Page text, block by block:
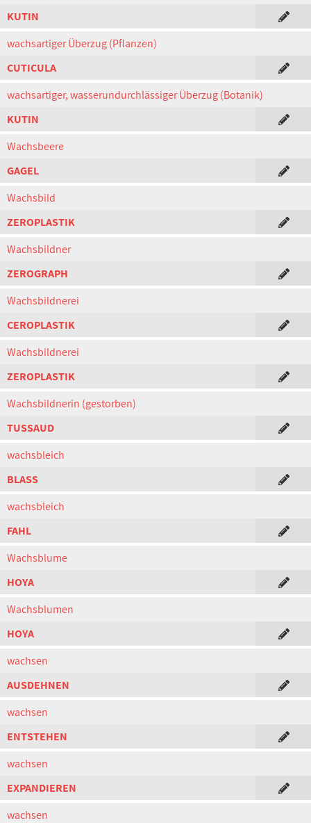
KUTIN
wachsartiger Überzug (Pflanzen)
CUTICULA
wachsartiger, wasserundurchlässiger Überzug (Botanik)
KUTIN
Wachsbeere
GAGEL
Wachsbild
ZEROPLASTIK
Wachsbildner
ZEROGRAPH
Wachsbildnerei
CEROPLASTIK
Wachsbildnerei
ZEROPLASTIK
Wachsbildnerin (gestorben)
TUSSAUD
wachsbleich
BLASS
wachsbleich
FAHL
Wachsblume
HOYA
Wachsblumen
HOYA
wachsen
AUSDEHNEN
wachsen
ENTSTEHEN
wachsen
EXPANDIEREN
wachsen